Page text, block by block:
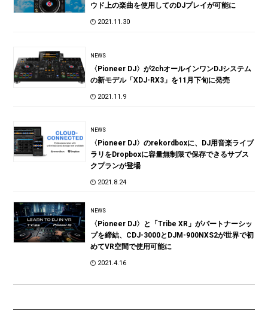
ウド上の楽曲を使用してのDJプレイが可能に
2021.11.30
NEWS
〈Pioneer DJ〉が2chオールインワンDJシステム
の新モデル「XDJ-RX3」を11月下旬に発売
2021.11.9
NEWS
〈Pioneer DJ〉のrekordboxに、DJ用音楽ライブ
ラリをDropboxに容量無制限で保存できるサブス
クプランが登場
2021.8.24
NEWS
〈Pioneer DJ〉と「Tribe XR」がパートナーシッ
プを締結、CDJ-3000とDJM-900NXS2が世界で初
めてVR空間で使用可能に
2021.4.16